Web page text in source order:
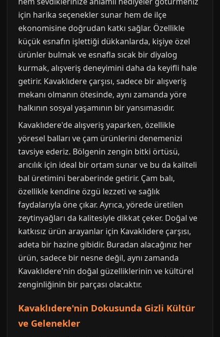
için harika seçenekler sunar hem de ilçe
ekonomisine doğrudan katkı sağlar. Özellikle
küçük esnafın işlettiği dükkanlarda, kişiye özel
ürünler bulmak ve esnafla sıcak bir diyalog
kurmak, alışveriş deneyimini daha da keyifli hale
getirir. Kavaklıdere çarşısı, sadece bir alışveriş
mekanı olmanın ötesinde, aynı zamanda yöre
halkının sosyal yaşamının bir yansımasıdır.
Kavaklıdere'de alışveriş yaparken, özellikle
yöresel balları ve çam ürünlerini denemenizi
tavsiye ederiz. Bölgenin zengin bitki örtüsü,
arıcılık için ideal bir ortam sunar ve bu da kaliteli
bal üretimini beraberinde getirir. Çam balı,
özellikle kendine özgü lezzeti ve sağlık
faydalarıyla öne çıkar. Ayrıca, yörede üretilen
zeytinyağları da kalitesiyle dikkat çeker. Doğal ve
katkısız ürün arayanlar için Kavaklıdere çarşısı,
adeta bir hazine gibidir. Buradan alacağınız her
ürün, sadece bir nesne değil, aynı zamanda
Kavaklıdere'nin doğal güzelliklerinin ve kültürel
zenginliğinin bir parçası olacaktır.
Kavaklıdere'nin Dokusunda Gizli Kültür
ve Gelenekler